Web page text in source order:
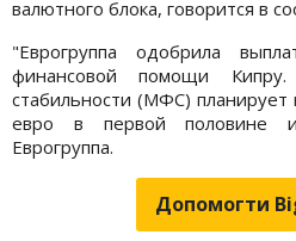
валютного блока, говорится в
"Еврогруппа одобрила
финансовой помощи
стабильности (МФС) планирует
евро в первой половине
Еврогруппа.
Допомогти